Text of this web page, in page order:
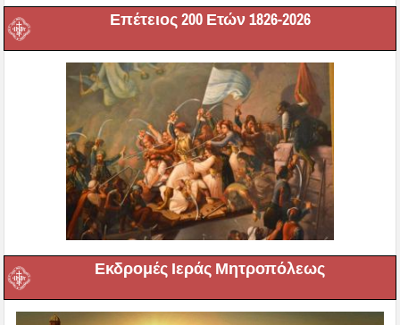
Επέτειος 200 Ετών 1826-2026
Εκδρομές Ιεράς Μητροπόλεως